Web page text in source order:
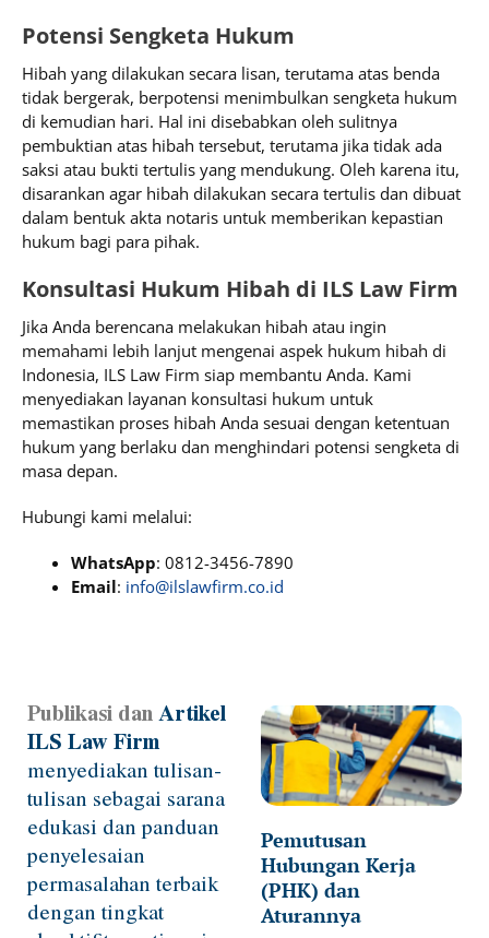
Potensi Sengketa Hukum
Hibah yang dilakukan secara lisan, terutama atas benda
tidak bergerak, berpotensi menimbulkan sengketa hukum
di kemudian hari. Hal ini disebabkan oleh sulitnya
pembuktian atas hibah tersebut, terutama jika tidak ada
saksi atau bukti tertulis yang mendukung. Oleh karena itu,
disarankan agar hibah dilakukan secara tertulis dan dibuat
dalam bentuk akta notaris untuk memberikan kepastian
hukum bagi para pihak.
Konsultasi Hukum Hibah di ILS Law Firm
Jika Anda berencana melakukan hibah atau ingin
memahami lebih lanjut mengenai aspek hukum hibah di
Indonesia, ILS Law Firm siap membantu Anda. Kami
menyediakan layanan konsultasi hukum untuk
memastikan proses hibah Anda sesuai dengan ketentuan
hukum yang berlaku dan menghindari potensi sengketa di
masa depan.
Hubungi kami melalui:
WhatsApp: 0812-3456-7890
Email: info@ilslawfirm.co.id
Publikasi danArtikel
ILS Law Firm
menyediakan tulisan-
tulisan sebagai sarana
edukasi dan panduan
penyelesaian
permasalahan terbaik
dengan tingkat
Pemutusan
Hubungan Kerja
(PHK) dan
Aturannya
PagePagePagePagePage